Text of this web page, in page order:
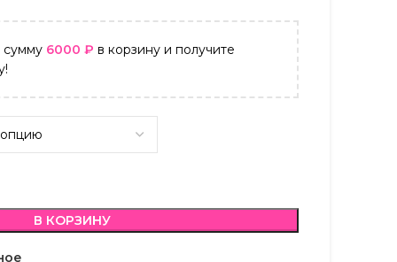
сумму 6000 ₽ в корзину и получите
В КОРЗИНУ